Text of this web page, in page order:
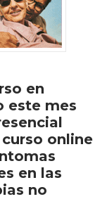
en
este mes
online
en las
no